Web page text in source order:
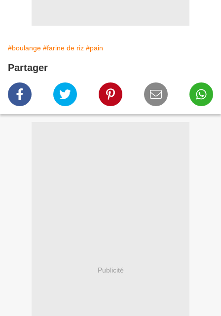
#boulange #farine de riz #pain
Partager
Publicité